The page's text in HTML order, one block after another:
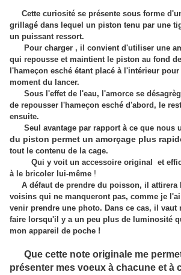
Cette curiosité se présente sous forme
grillagé dans lequel un piston tenu par une
un puissant ressort.
Pour charger , il convient d'utiliser une
qui repousse et maintient le piston au fond
l'hameçon esché étant placé à l'intérieur
moment du lancer.
Sous l'effet de l'eau, l'amorce se
de repousser l'hameçon esché d'abord, le
ensuite.
Seul avantage par rapport à ce que nous
du piston permet un amorçage plus
tout le contenu de la cage.
Qui y voit un accessoire original et
à le bricoler lui-même !
A défaut de prendre du poisson, il attirera
voisins qui ne manqueront pas, comme je
venir prendre une photo. Dans ce cas, il vaut
faire lorsqu'il y a un peu plus de luminosité
mon appareil de poche !
Que cette note originale me
présenter mes voeux à chacune et à